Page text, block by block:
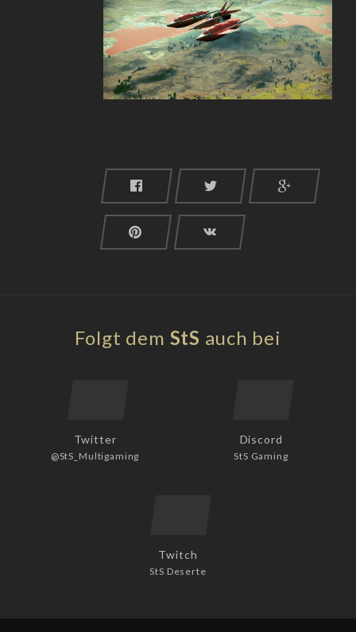
Folgt dem StS auch bei
Twitter
@StS_Multigaming
Discord
StS Gaming
Twitch
StS Deserte